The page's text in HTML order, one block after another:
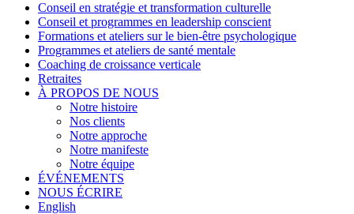
Conseil en stratégie et transformation culturelle
Conseil et programmes en leadership conscient
Formations et ateliers sur le bien-être psychologique
Programmes et ateliers de santé mentale
Coaching de croissance verticale
Retraites
À PROPOS DE NOUS
Notre histoire
Nos clients
Notre approche
Notre manifeste
Notre équipe
ÉVÉNEMENTS
NOUS ÉCRIRE
English